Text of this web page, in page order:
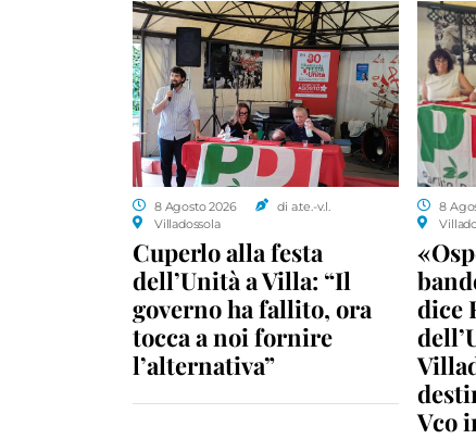
8 Agosto 2026
di a.te.-v.l.
Villadossola
Cuperlo alla festa
dell’Unità a Villa: “Il
governo ha fallito, ora
tocca a noi fornire
l’alternativa”
8
dice
Vco